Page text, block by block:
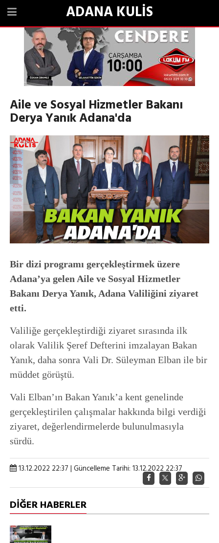
ADANA KULİS
Aile ve Sosyal Hizmetler Bakanı
Derya Yanık Adana'da
Bir dizi programı gerçekleştirmek üzere
Adana’ya gelen Aile ve Sosyal Hizmetler
Bakanı Derya Yanık, Adana Valiliğini ziyaret
etti.
Valiliğe gerçekleştirdiği ziyaret sırasında ilk
olarak Valilik Şeref Defterini imzalayan Bakan
Yanık, daha sonra Vali Dr. Süleyman Elban ile bir
müddet görüştü.
Vali Elban’ın Bakan Yanık’a kent genelinde
gerçekleştirilen çalışmalar hakkında bilgi verdiği
ziyaret, değerlendirmelerde bulunulmasıyla
sürdü.
13.12.2022 22:37 | Güncelleme Tarihi: 13.12.2022 22:37
DİĞER HABERLER